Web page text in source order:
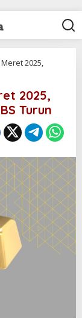
2025,
2025,
Turun